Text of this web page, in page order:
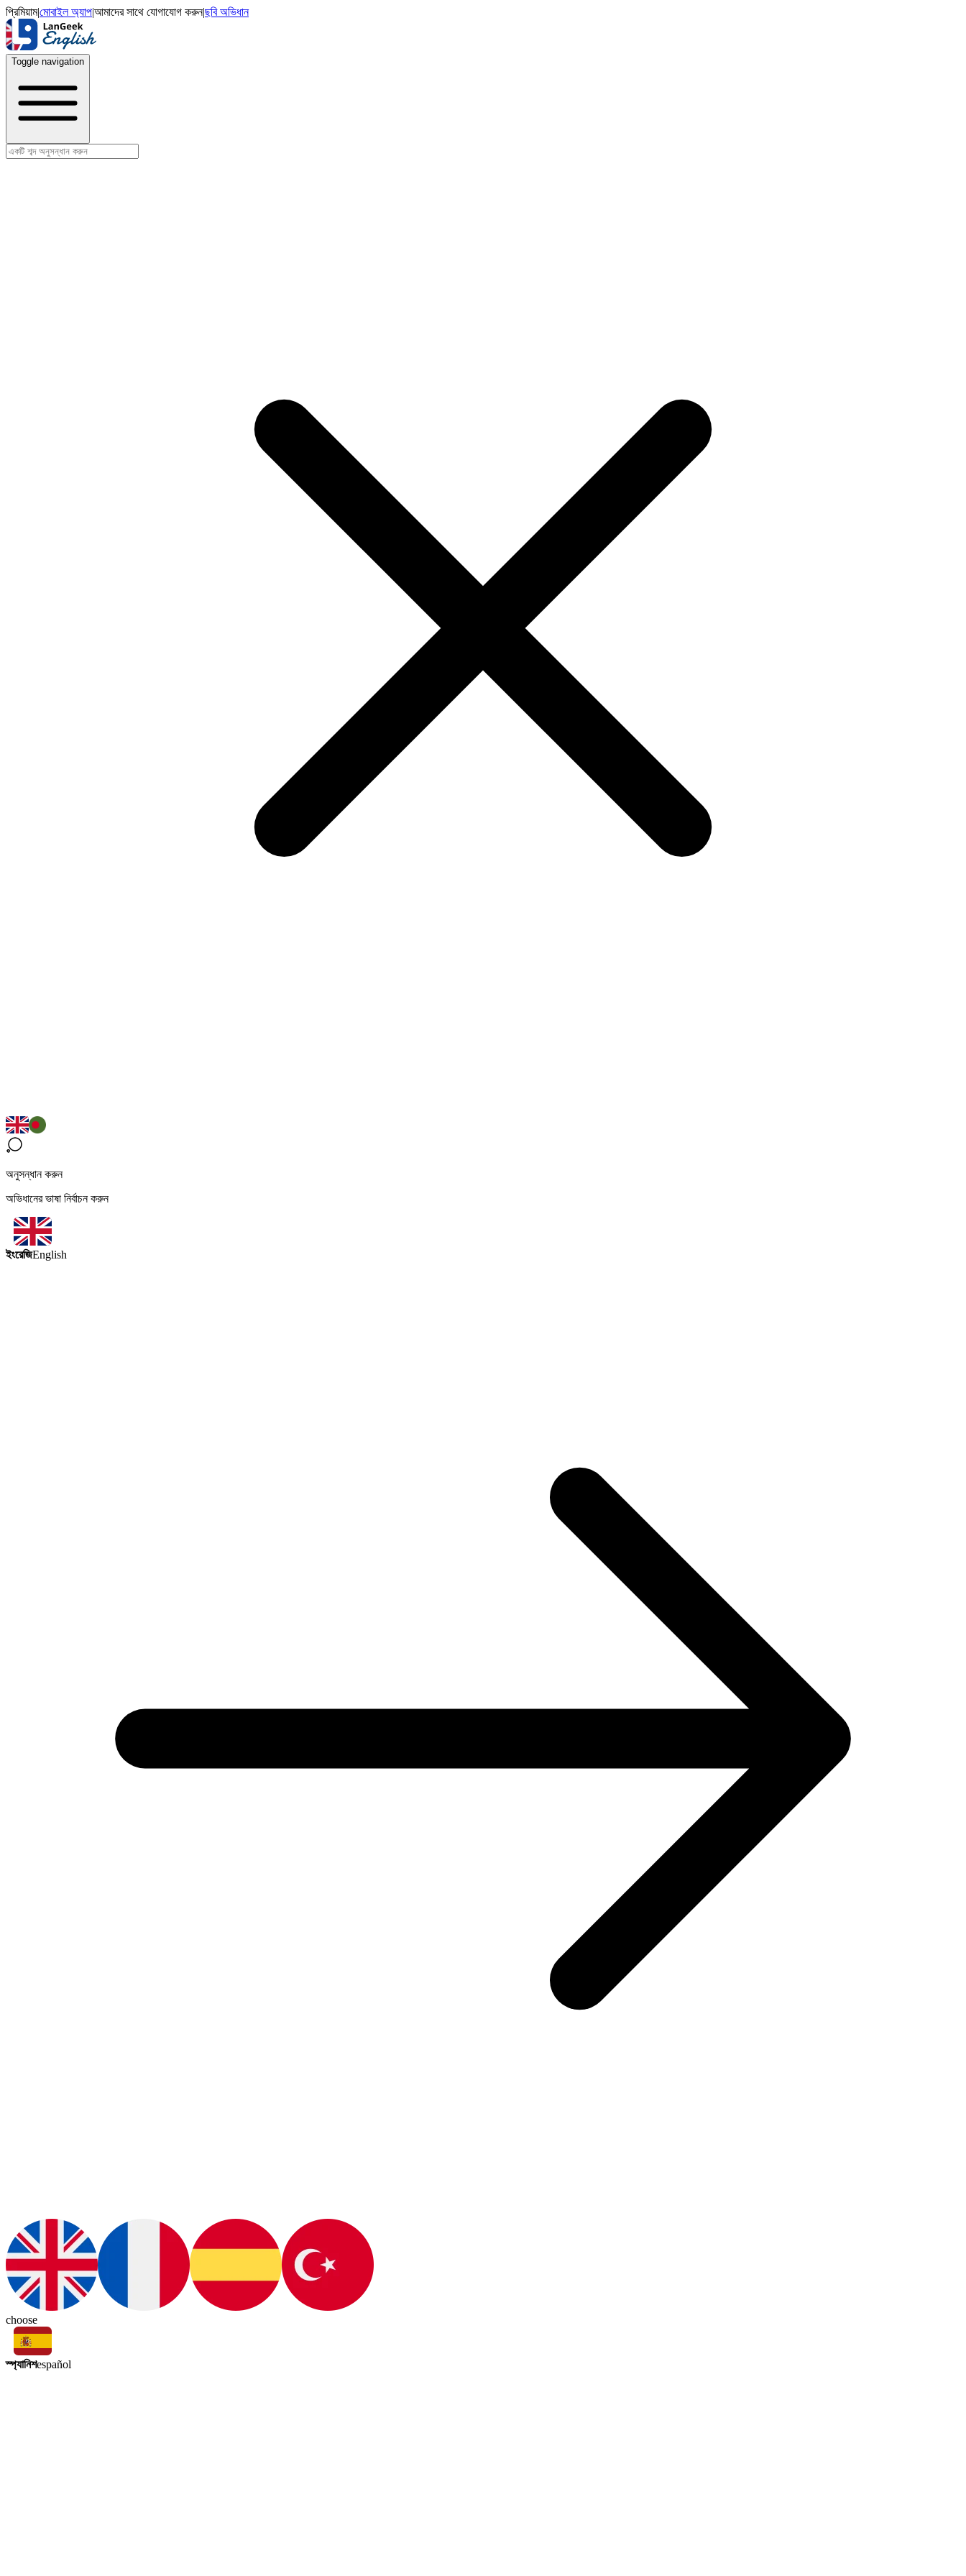
প্রিমিয়াম|মোবাইল অ্যাপ|আমাদের সাথে যোগাযোগ করুন|ছবি অভিধান
Toggle navigation
অনুসন্ধান করুন
অভিধানের ভাষা নির্বাচন করুন
ইংরেজিEnglish
choose
স্প্যানিশespañol